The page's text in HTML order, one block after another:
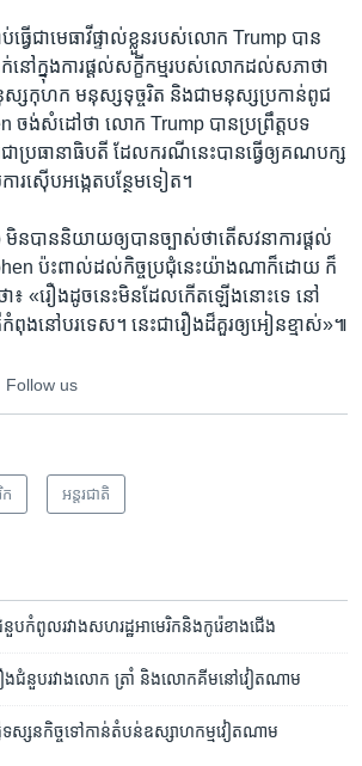
វើ​ជា​មេធាវី​ផ្ទាល់​ខ្លួន​របស់​លោក Trump បាន​
នៅ​ក្នុង​ការ​ផ្ដល់​សក្ខីកម្ម​របស់​លោក​ដល់​សភា​ថា
ស​កុហក មនុស្ស​ទុច្ចរិត និង​ជា​មនុស្ស​ប្រកាន់​ពូជ
ង់​សំដៅ​ថា លោក Trump បាន​ប្រព្រឹត្តបទ​
ា​ប្រធានាធិបតី ដែល​ករណី​នេះ​បាន​ធ្វើ​ឲ្យ​គណបក្ស​
ារ​ស៊ើប​អង្កេត​បន្ថែម​ទៀត។
ន​បាន​និយាយ​ឲ្យ​បាន​ច្បាស់​ថា​តើ​សវនាការ​ផ្ដល់​
ប៉ះពាល់​ដល់​កិច្ច​ប្រជុំ​នេះ​យ៉ាង​ណា​ក៏​ដោយ ក៏​
ា៖ «រឿង​ដូច​នេះ​មិន​ដែល​កើត​ឡើង​នោះ​ទេ នៅ​
ពុង​នៅ​បរទេស‍។ នេះ​ជា​រឿង​ដ៏​គួរ​ឲ្យ​អៀន​ខ្មាស‍់»៕
Follow us
ក​ អន្តរជាតិ
ប​កំពូល​រវាង​សហរដ្ឋ​អាមេរិក​និង​កូរ៉េខាង​ជើង
ឿង​ជំនួប​រវាង​លោក​ ត្រាំ ​និង​លោក​គីម​នៅ​វៀតណាម
ទស្សនកិច្ច​ទៅ​កាន់​តំបន់​ឧស្សាហកម្ម​វៀតណាម